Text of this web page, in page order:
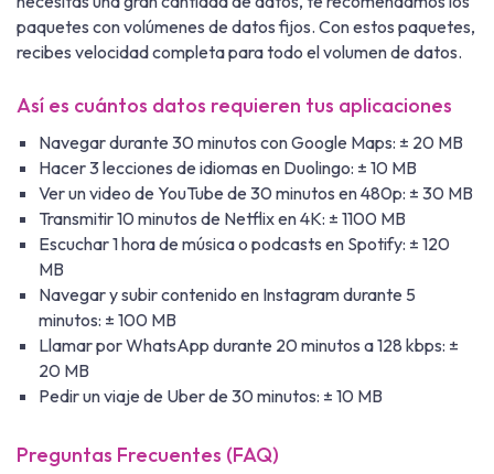
paquetes con volúmenes de datos fijos. Con estos paquetes,
recibes velocidad completa para todo el volumen de datos.
Así es cuántos datos requieren tus aplicaciones
Navegar durante 30 minutos con Google Maps: ± 20 MB
Hacer 3 lecciones de idiomas en Duolingo: ± 10 MB
Ver un video de YouTube de 30 minutos en 480p: ± 30 MB
Transmitir 10 minutos de Netflix en 4K: ± 1100 MB
Escuchar 1 hora de música o podcasts en Spotify: ± 120
MB
Navegar y subir contenido en Instagram durante 5
minutos: ± 100 MB
Llamar por WhatsApp durante 20 minutos a 128 kbps: ±
20 MB
Pedir un viaje de Uber de 30 minutos: ± 10 MB
Preguntas Frecuentes (FAQ)